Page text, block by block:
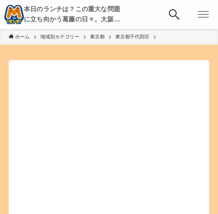
本日のランチは？この重大な問題
に立ち向かう葛藤の日々。大阪・
京都・神戸を中心とした食べ歩
き、飲み歩きを綴る。
ホーム 地域別カテゴリー 東京都 東京都千代田区